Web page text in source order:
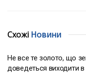
Схожі Новини
Не все те золото, що
доведеться виходити